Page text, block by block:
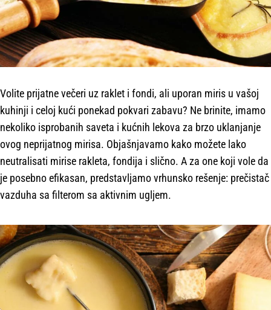
Volite prijatne večeri uz raklet i fondi, ali uporan miris u vašoj
kuhinji i celoj kući ponekad pokvari zabavu? Ne brinite, imamo
nekoliko isprobanih saveta i kućnih lekova za brzo uklanjanje
ovog neprijatnog mirisa. Objašnjavamo kako možete lako
neutralisati mirise rakleta, fondija i slično. A za one koji vole da
je posebno efikasan, predstavljamo vrhunsko rešenje: prečistač
vazduha sa filterom sa aktivnim ugljem.